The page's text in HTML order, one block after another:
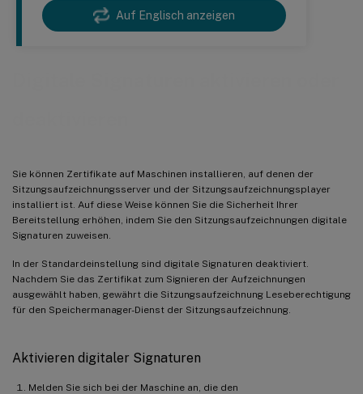
Auf Englisch anzeigen
Sie können Zertifikate auf Maschinen installieren, auf denen der
Sitzungsaufzeichnungsserver und der Sitzungsaufzeichnungsplayer
installiert ist. Auf diese Weise können Sie die Sicherheit Ihrer
Bereitstellung erhöhen, indem Sie den Sitzungsaufzeichnungen digitale
Signaturen zuweisen.
In der Standardeinstellung sind digitale Signaturen deaktiviert.
Nachdem Sie das Zertifikat zum Signieren der Aufzeichnungen
ausgewählt haben, gewährt die Sitzungsaufzeichnung Leseberechtigung
für den Speichermanager-Dienst der Sitzungsaufzeichnung.
Aktivieren digitaler Signaturen
Melden Sie sich bei der Maschine an, die den